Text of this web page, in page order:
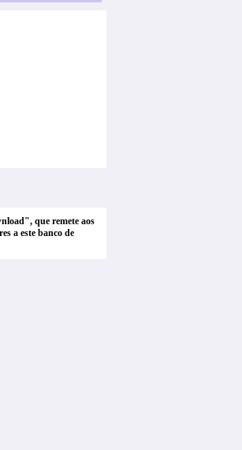
que remete aos
a este banco de